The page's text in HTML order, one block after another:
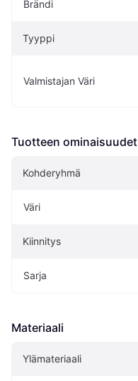
Brändi
Tyyppi
Valmistajan Väri
Tuotteen ominaisuudet
Kohderyhmä
Väri
Kiinnitys
Sarja
Materiaali
Ylämateriaali